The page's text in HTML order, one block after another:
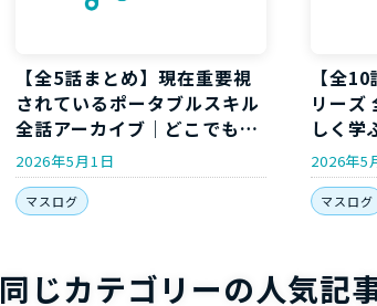
【全5話まとめ】現在重要視
されているポータブルスキル
全話アーカイブ｜どこでも通
用する”持ち運べる力”を5回
で身につける
2026年5月1日
マスログ
【全
リーズ
しく学
「本当
2026年5
マスログ
同じカテゴリーの人気記